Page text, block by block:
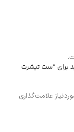
برای “ست تیشرت
علامت‌گذاری